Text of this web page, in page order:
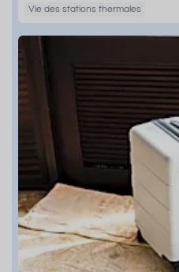
Vie des stations thermales